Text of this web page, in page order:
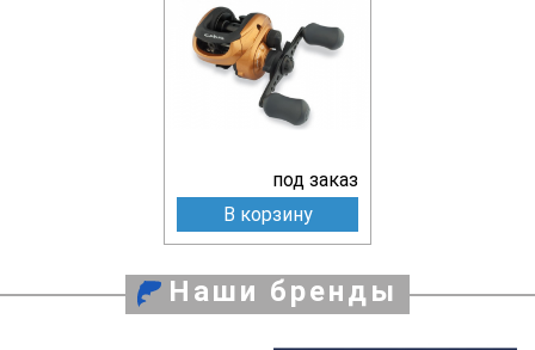
под заказ
В корзину
Наши бренды